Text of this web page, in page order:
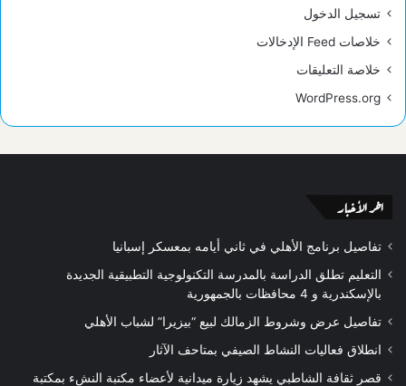
تسجيل الدخول
خلاصات Feed الإدخالات
خلاصة التعليقات
WordPress.org
اخر الأخبار
تفاصيل برنامج الأهلي في ثاني أيامه بمعسكر إسبانيا
التعليم تطلق الدراسة بالمدرسة التكنولوجية التطبيقية الجديدة
بالإسكندرية و 4 محافظات بالجمهورية
تفاصيل عرض وشروط الزمالك لبيع “بيزيرا” لشباب الأهلي
انطلاق فعاليات النشاط الصيفي بمتاحف الآثار
قصر ثقافة الشاطبي يشهد زيارة ميدانية لأعضاء مكتبة النشء بمكتبة